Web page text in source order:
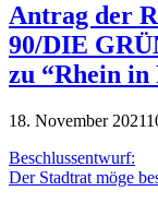
Antrag der
90/DIE
zu “Rhein in
18. November 2021
Beschlussentwurf:
Der Stadtrat möge